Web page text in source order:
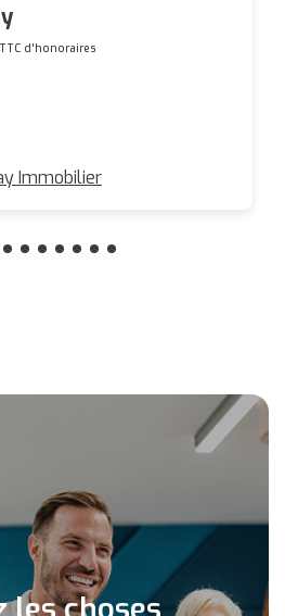
d'honoraires
Immobilier